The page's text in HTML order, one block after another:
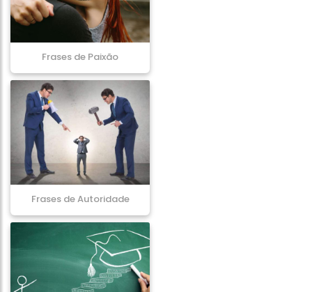
Frases de Paixão
Frases de Autoridade